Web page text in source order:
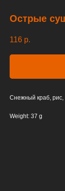
Острые
116 р.
Снежный краб, рис,
Weight: 37 g